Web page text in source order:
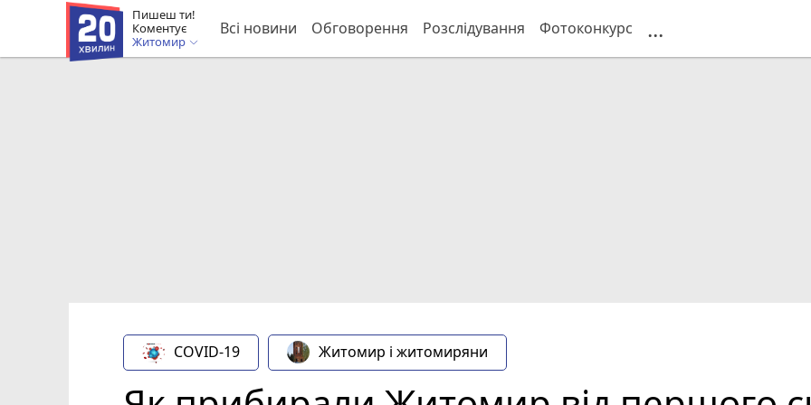
Пишеш ти!
Коментує
Житомир
Всі новини Обговорення Розслідування Фотоконкурс ...
COVID-19 Житомир і житомиряни